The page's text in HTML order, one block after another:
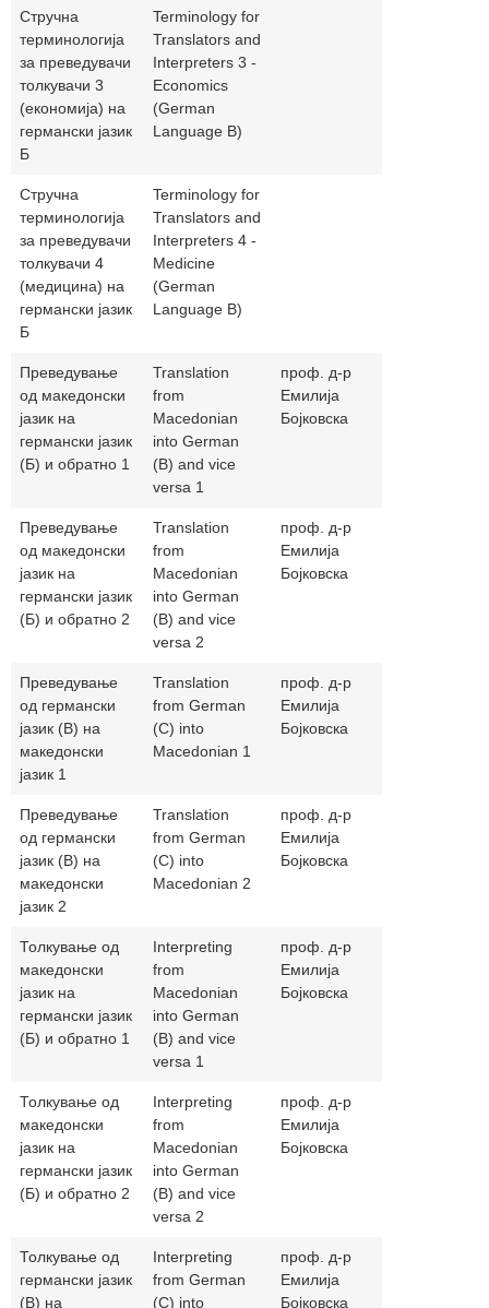
Стручна
терминологија
за преведувачи
толкувачи 3
(економија) на
германски јазик
Б
Terminology for
Translators and
Interpreters 3 -
Economics
(German
Language B)
Стручна
терминологија
за преведувачи
толкувачи 4
(медицина) на
германски јазик
Б
Terminology for
Translators and
Interpreters 4 -
Medicine
(German
Language B)
Преведување
од македонски
јазик на
германски јазик
(Б) и обратно 1
Translation
from
Macedonian
into German
(B) and vice
versa 1
проф. д-р
Емилија
Бојковска
Преведување
од македонски
јазик на
германски јазик
(Б) и обратно 2
Translation
from
Macedonian
into German
(B) and vice
versa 2
проф. д-р
Емилија
Бојковска
Преведување
од германски
јазик (В) на
македонски
јазик 1
Translation
from German
(C) into
Macedonian 1
проф. д-р
Емилија
Бојковска
Преведување
од германски
јазик (В) на
македонски
јазик 2
Translation
from German
(C) into
Macedonian 2
проф. д-р
Емилија
Бојковска
Толкување од
македонски
јазик на
германски јазик
(Б) и обратно 1
Interpreting
from
Macedonian
into German
(B) and vice
versa 1
проф. д-р
Емилија
Бојковска
Толкување од
македонски
јазик на
германски јазик
(Б) и обратно 2
Interpreting
from
Macedonian
into German
(B) and vice
versa 2
проф. д-р
Емилија
Бојковска
Толкување од
германски јазик
(В) на
Interpreting
from German
(C) into
проф. д-р
Емилија
Бојковска